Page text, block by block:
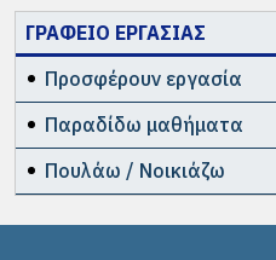
ΓΡΑΦΕΙΟ ΕΡΓΑΣΙΑΣ
Προσφέρουν εργασία
Παραδίδω μαθήματα
Πουλάω / Νοικιάζω